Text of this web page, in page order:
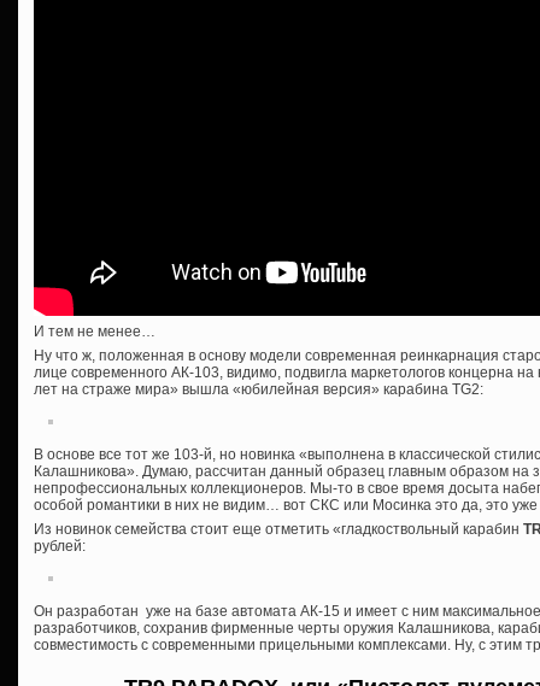
И тем не менее…
Ну что ж, положенная в основу модели современная реинкарнация
лице современного АК-103, видимо, подвигла маркетологов концерна
лет на страже мира» вышла «юбилейная версия» карабина TG2:
В основе все тот же 103-й, но новинка «выполнена в классической
Калашникова». Думаю, рассчитан данный образец главным образом на
непрофессиональных коллекционеров. Мы-то в свое время досыта
особой романтики в них не видим… вот СКС или Мосинка это да, это уже
Из новинок семейства стоит еще отметить «гладкоствольный карабин
рублей:
Он разработан уже на базе автомата АК-15 и имеет с ним
разработчиков, сохранив фирменные черты оружия Калашникова,
совместимость с современными прицельными комплексами. Ну, с этим